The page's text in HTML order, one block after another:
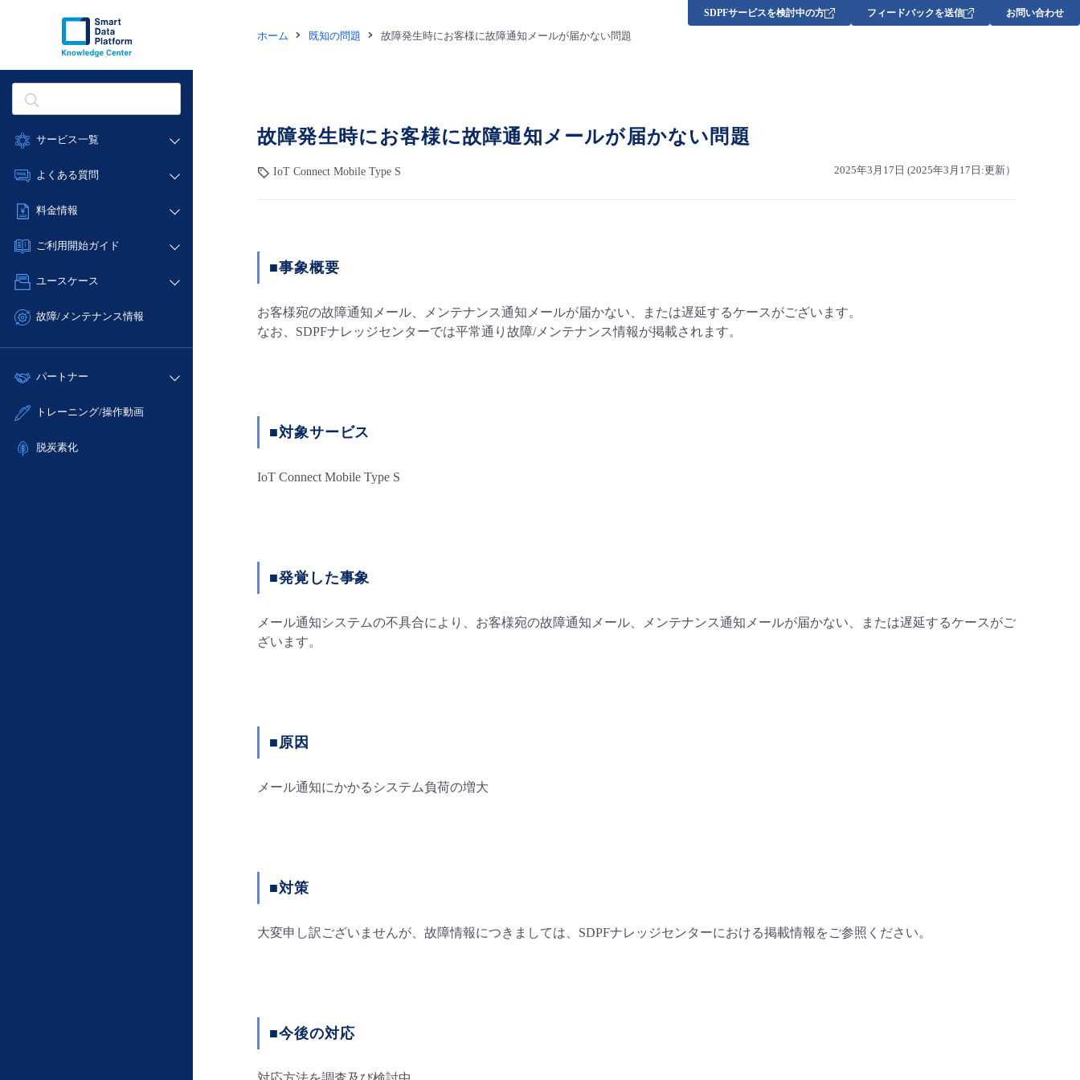
サービス一覧
データ利活用
ネットワーク
IoT
サポート
管理機能
よくある質問
データ利活用
ネットワーク
IoT
サポート
管理機能
すべてのメニューを見る
料金情報
料金シミュレーター
クラウド/サーバー
ネットワーク
サポート
すべてのメニューを見る
ご利用開始ガイド
■ 管理機能
- 初期設定・確認
- ユーザー機能の管理
- APIリファレンス
ユースケース
- バックアップ
- IoT
- ITインフラストラクチャー
故障/メンテナンス情報
サービス稼働状況
故障/メンテナンス履歴
定期メンテナンス
パートナー
販売パートナー向けプログラム
トレーニング/操作動画
脱炭素化
SDPFサービスを検討中の方 フィードバックを送信 お問い合わせ
ホーム 既知の問題 故障発生時にお客様に故障通知メールが届かない問題
故障発生時にお客様に故障通知メールが届かない問題
IoT Connect Mobile Type S 2025年3月17日 (2025年3月17日:更新）
■事象概要
お客様宛の故障通知メール、メンテナンス通知メールが届かない、または遅延するケースがございます。
なお、SDPFナレッジセンターでは平常通り故障/メンテナンス情報が掲載されます。
■対象サービス
IoT Connect Mobile Type S
■発覚した事象
メール通知システムの不具合により、お客様宛の故障通知メール、メンテナンス通知メールが届かない、または遅延するケースがご
ざいます。
■原因
メール通知にかかるシステム負荷の増大
■対策
大変申し訳ございませんが、故障情報につきましては、SDPFナレッジセンターにおける掲載情報をご参照ください。
■今後の対応